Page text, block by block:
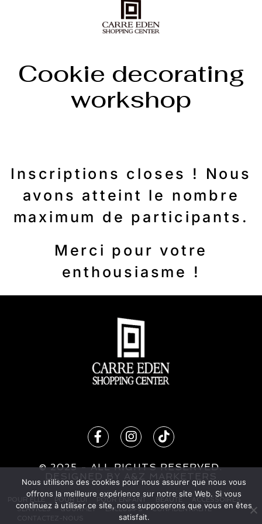
Cookie decorating
workshop
Inscriptions closes ! Nous
avons atteint le nombre
maximum de participants.
Merci pour votre
enthousiasme !
© 2025 - ALL RIGHTS RESERVED.
DESIGN ED BY A&Z MARKETERS
POUR ELLE POUR LUI POUR ENFANT BEAUTÉ
ACCESSOIRES
SERVICES
GOURMET EXCLUSIFS
CONFIDENTIALITÉ
CONTACTEZ-NOUS
Nous utilisons des cookies pour nous assurer que nous vous
offrons la meilleure expérience sur notre site Web. Si vous
continuez à utiliser ce site, nous supposerons que vous en êtes
satisfait.